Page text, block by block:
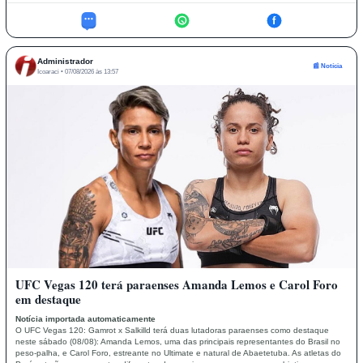
f
Administrador
Icoaraci • 07/08/2026 às 13:57
📰 Notícia
UFC Vegas 120 terá paraenses Amanda Lemos e Carol Foro
em destaque
Notícia importada automaticamente
O UFC Vegas 120: Gamrot x Salkilld terá duas lutadoras paraenses como destaque
neste sábado (08/08): Amanda Lemos, uma das principais representantes do Brasil no
peso-palha, e Carol Foro, estreante no Ultimate e natural de Abaetetuba. As atletas do